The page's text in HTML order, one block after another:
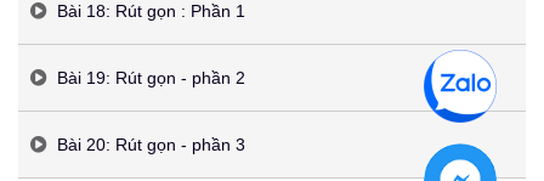
Bài 18: Rút gọn : Phần 1
Bài 19: Rút gọn - phần 2
Bài 20: Rút gọn - phần 3